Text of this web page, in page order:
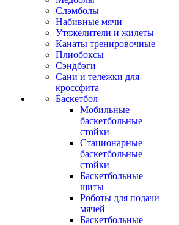
Слэмболы
Набивные мячи
Утяжелители и жилеты
Канаты тренировочные
Плиобоксы
Сэндбэги
Сани и тележки для
кроссфита
Баскетбол
Мобильные
баскетбольные
стойки
Стационарные
баскетбольные
стойки
Баскетбольные
щиты
Роботы для подачи
мячей
Баскетбольные